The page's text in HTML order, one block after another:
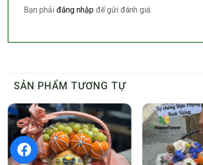
Bạn phải đăng nhập để gửi đánh giá.
SẢN PHẨM TƯƠNG TỰ